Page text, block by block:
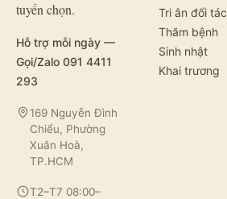
tuyển chọn.
Hỗ trợ mỗi ngày —
Gọi/Zalo 091 4411
293
169 Nguyễn Đình
Chiểu, Phường
Xuân Hoà,
TP.HCM
T2–T7 08:00–
Tri ân đối tác
Thăm bệnh
Sinh nhật
Khai trương